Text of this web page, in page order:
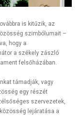
is kitűzik, az
szimbólumait –
hogy a
a székely zászló
felsőházában.
támadják, vagy
egy részét
szervezetek,
lejáratása a